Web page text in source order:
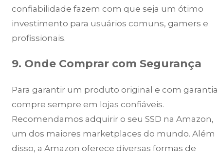
confiabilidade fazem com que seja um ótimo
investimento para usuários comuns, gamers e
profissionais.
9. Onde Comprar com Segurança
Para garantir um produto original e com
compre sempre em lojas confiáveis.
Recomendamos adquirir o seu SSD na Amazon,
um dos maiores marketplaces do mundo. Além
disso, a Amazon oferece diversas formas de